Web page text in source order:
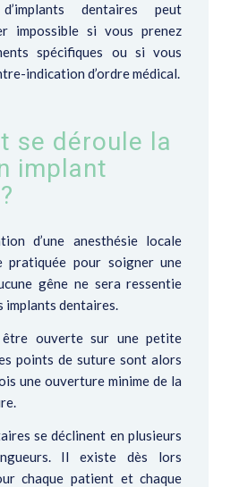
dentaires peut
impossible si vous prenez
spécifiques ou si vous
indication d’ordre médical.
se déroule la
implant
d’une anesthésie locale
pratiquée pour soigner une
gêne ne sera ressentie
implants dentaires.
ouverte sur une petite
points de suture sont alors
une ouverture minime de la
se déclinent en plusieurs
Il existe dès lors
chaque patient et chaque